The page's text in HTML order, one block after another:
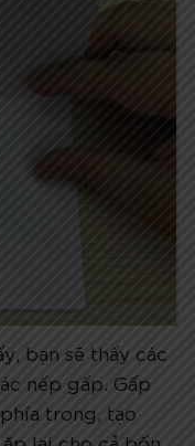
bạn sẽ thấy các
nếp gấp. Gấp
trong, tạo